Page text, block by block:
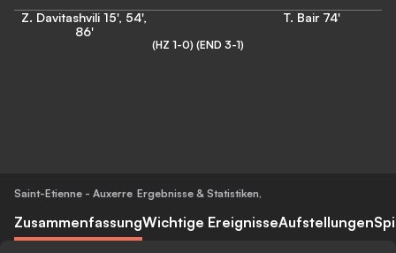
Z. Davitashvili 15', 54',
86'
T. Bair 74'
(HZ 1-0) (END 3-1)
Saint-Etienne - Auxerre Ergebnisse & Statistiken,
ZusammenfassungWichtige EreignisseAufstellungen